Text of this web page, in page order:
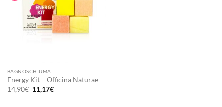
BAGNOSCHIUMA
Energy Kit – Officina Naturae
14,90€ Il
prezzo
11,17€Il